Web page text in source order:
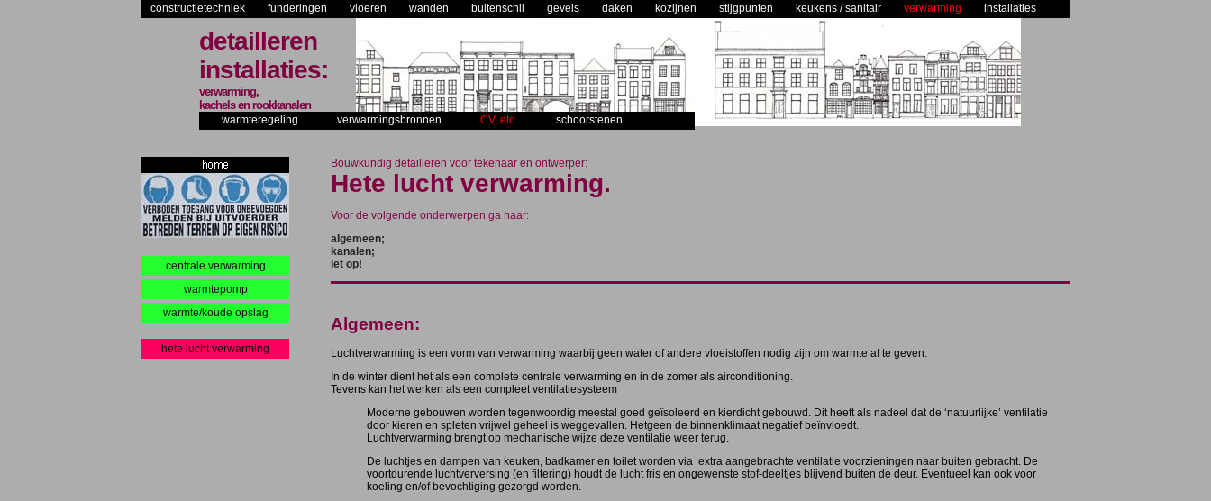
constructietechniek funderingen vloeren wanden buitenschil gevels daken kozijnen stijgpunten keukens / sanitair verwarming installaties
detailleren
installaties:
verwarming,
kachels en rookkanalen
warmteregeling verwarmingsbronnen CV, etc. schoorstenen
Bouwkundig detailleren voor tekenaar en ontwerper:
Hete lucht verwarming.
Voor de volgende onderwerpen ga naar:
algemeen;
kanalen;
let op!
Algemeen:
Luchtverwarming is een vorm van verwarming waarbij geen water of andere vloeistoffen nodig zijn om warmte af te geven.
In de winter dient het als een complete centrale verwarming en in de zomer als airconditioning.
Tevens kan het werken als een compleet ventilatiesysteem
Moderne gebouwen worden tegenwoordig meestal goed geïsoleerd en kierdicht gebouwd. Dit heeft als nadeel dat de ‘natuurlijke’ ventilatie
door kieren en spleten vrijwel geheel is weggevallen. Hetgeen de binnenklimaat negatief beïnvloedt.
Luchtverwarming brengt op mechanische wijze deze ventilatie weer terug.
De luchtjes en dampen van keuken, badkamer en toilet worden via extra aangebrachte ventilatie voorzieningen naar buiten gebracht. De
voortdurende luchtverversing (en filtering) houdt de lucht fris en ongewenste stof-deeltjes blijvend buiten de deur. Eventueel kan ook voor
koeling en/of bevochtiging gezorgd worden.
centrale verwarming
warmtepomp
warmte/koude opslag
hete lucht verwarming